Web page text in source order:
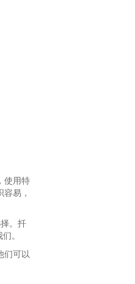
使用特
易，
。扦
。
们可以